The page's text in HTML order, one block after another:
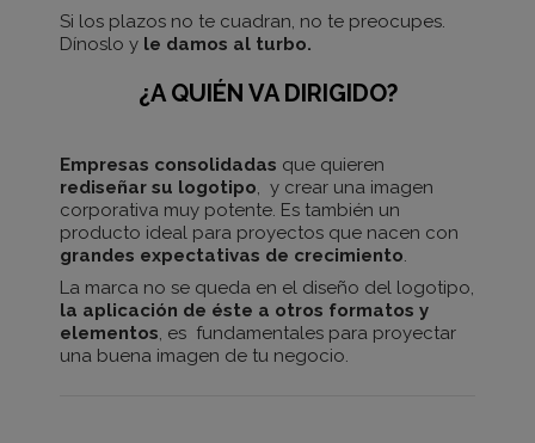
Si los plazos no te cuadran, no te preocupes.
Dínoslo y le damos al turbo.
¿A QUIÉN VA DIRIGIDO?
Empresas consolidadas que quieren
rediseñar su logotipo , y crear una imagen
corporativa muy potente. Es también un
producto ideal para proyectos que nacen con
grandes expectativas de crecimiento
La marca no se queda en el diseño del logotipo,
la aplicación de éste a otros formatos y
elementos , es fundamentales para proyectar
una buena imagen de tu negocio.